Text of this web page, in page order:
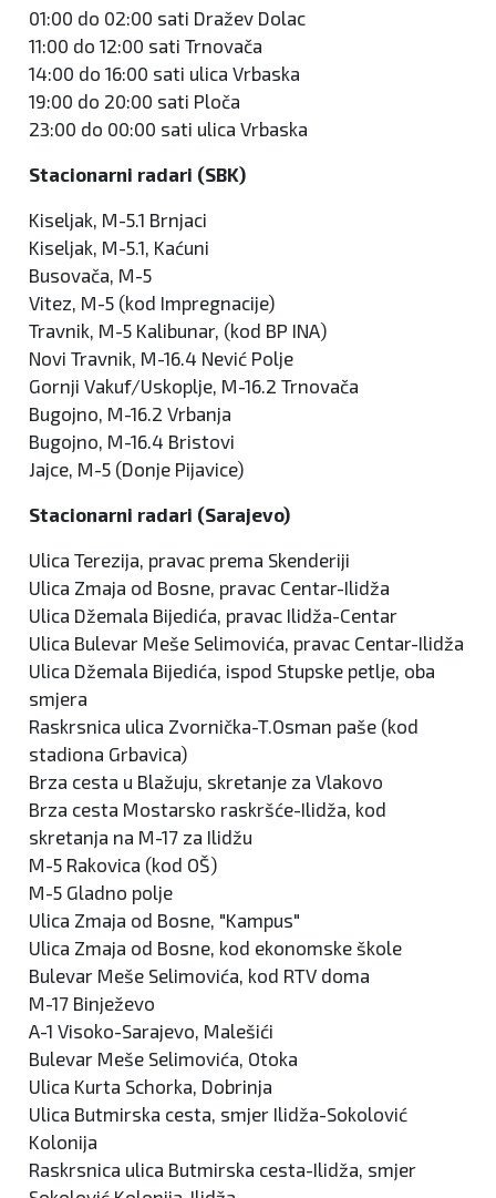
01:00 do 02:00 sati Dražev Dolac
11:00 do 12:00 sati Trnovača
14:00 do 16:00 sati ulica Vrbaska
19:00 do 20:00 sati Ploča
23:00 do 00:00 sati ulica Vrbaska
Stacionarni radari (SBK)
Kiseljak, M-5.1 Brnjaci
Kiseljak, M-5.1, Kaćuni
Busovača, M-5
Vitez, M-5 (kod Impregnacije)
Travnik, M-5 Kalibunar, (kod BP INA)
Novi Travnik, M-16.4 Nević Polje
Gornji Vakuf/Uskoplje, M-16.2 Trnovača
Bugojno, M-16.2 Vrbanja
Bugojno, M-16.4 Bristovi
Jajce, M-5 (Donje Pijavice)
Stacionarni radari (Sarajevo)
Ulica Terezija, pravac prema Skenderiji
Ulica Zmaja od Bosne, pravac Centar-Ilidža
Ulica Džemala Bijedića, pravac Ilidža-Centar
Ulica Bulevar Meše Selimovića, pravac Centar-Ilidža
Ulica Džemala Bijedića, ispod Stupske petlje, oba
smjera
Raskrsnica ulica Zvornička-T.Osman paše (kod
stadiona Grbavica)
Brza cesta u Blažuju, skretanje za Vlakovo
Brza cesta Mostarsko raskršće-Ilidža, kod
skretanja na M-17 za Ilidžu
M-5 Rakovica (kod OŠ)
M-5 Gladno polje
Ulica Zmaja od Bosne, "Kampus"
Ulica Zmaja od Bosne, kod ekonomske škole
Bulevar Meše Selimovića, kod RTV doma
M-17 Binježevo
A-1 Visoko-Sarajevo, Malešići
Bulevar Meše Selimovića, Otoka
Ulica Kurta Schorka, Dobrinja
Ulica Butmirska cesta, smjer Ilidža-Sokolović
Kolonija
Raskrsnica ulica Butmirska cesta-Ilidža, smjer